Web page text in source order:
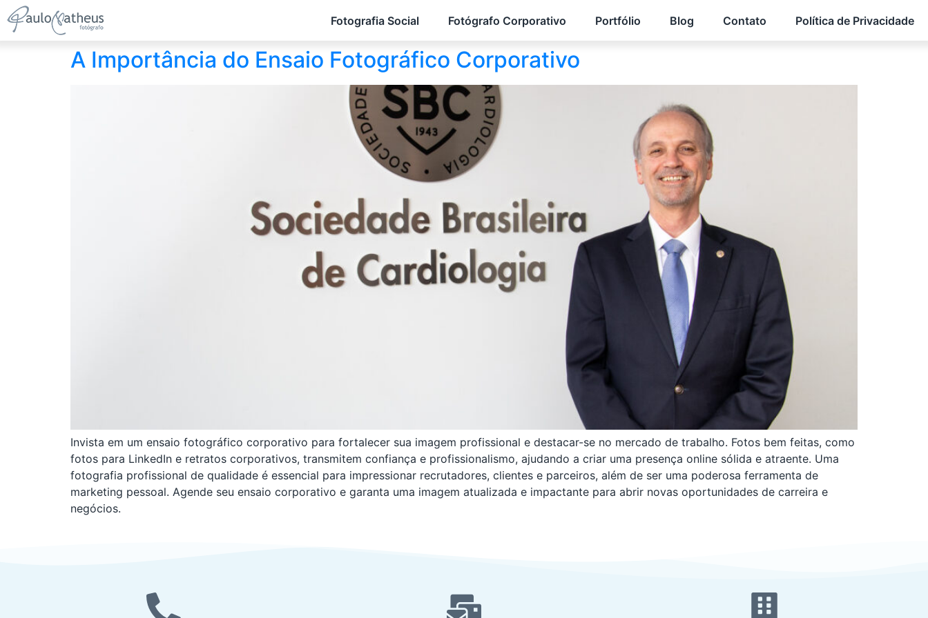
Fotografia Social Fotógrafo Corporativo Portfólio Blog Contato Política de Privacidade
A Importância do Ensaio Fotográfico Corporativo
Invista em um ensaio fotográfico corporativo para fortalecer sua imagem profissional e destacar-se no mercado de trabalho. Fotos bem feitas, como
fotos para LinkedIn e retratos corporativos, transmitem confiança e profissionalismo, ajudando a criar uma presença online sólida e atraente. Uma
fotografia profissional de qualidade é essencial para impressionar recrutadores, clientes e parceiros, além de ser uma poderosa ferramenta de
marketing pessoal. Agende seu ensaio corporativo e garanta uma imagem atualizada e impactante para abrir novas oportunidades de carreira e
negócios.